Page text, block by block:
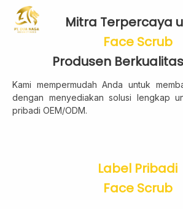
Beranda Tentang Artikel
Pabrikan
Mitra Terpercaya
Face Scrub
Produsen
Kami mempermudah Anda untuk
dengan menyediakan solusi lengkap
pribadi OEM/ODM.
Label Pribadi
Face Scrub